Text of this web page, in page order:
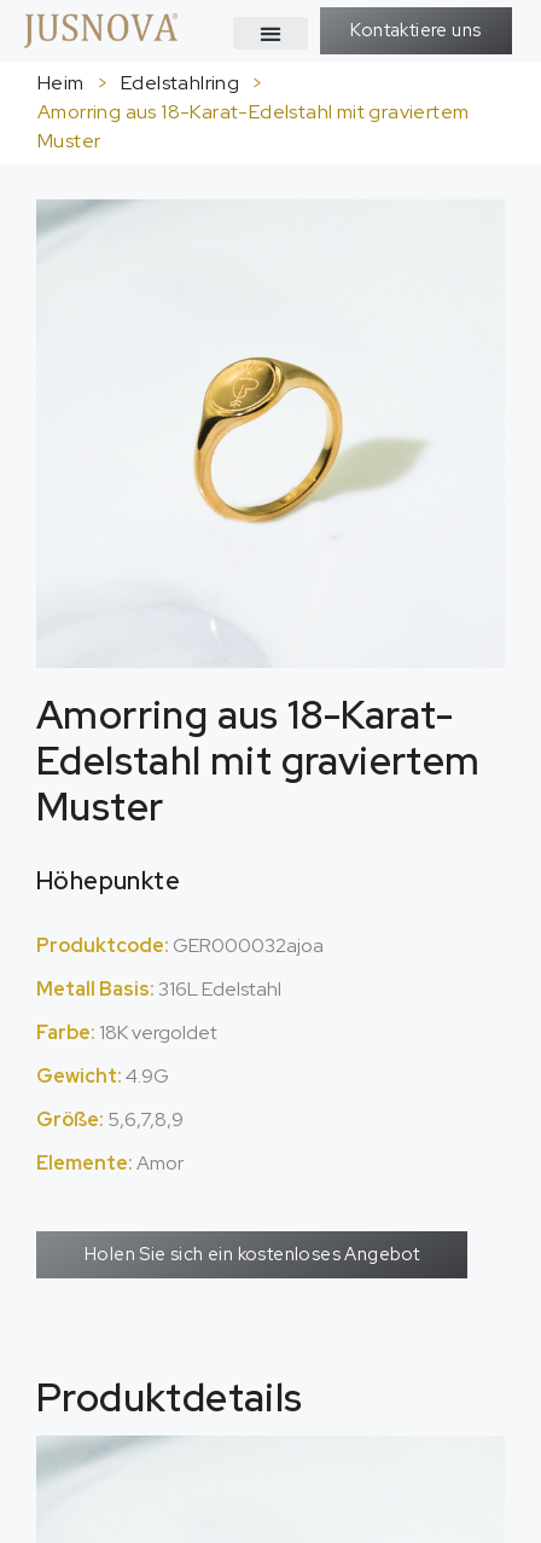
Kontaktiere uns
Heim > Edelstahlring
>
Amorring aus 18-Karat-Edelstahl mit graviertem
Muster
Amorring aus 18-Karat-
Edelstahl mit graviertem
Muster
Höhepunkte
Produktcode: GER000032ajoa
Metall Basis: 316L Edelstahl
Farbe: 18K vergoldet
Gewicht:4.9G
Größe: 5,6,7,8,9
Elemente:Amor
Holen Sie sich ein kostenloses Angebot
Produktdetails